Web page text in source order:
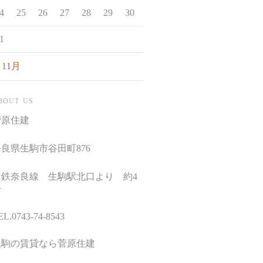
11月
25 26 27 28 29 30
US
住建
県生駒市谷田町876
鉄奈良線 生駒駅北口より 約4
74-8543
の賃貸なら菅原住建